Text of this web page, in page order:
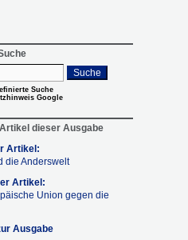
Suche
Suche
Google
dieser Ausgabe
Artikel:
die Anderswelt
Artikel:
Union gegen die
Ausgabe